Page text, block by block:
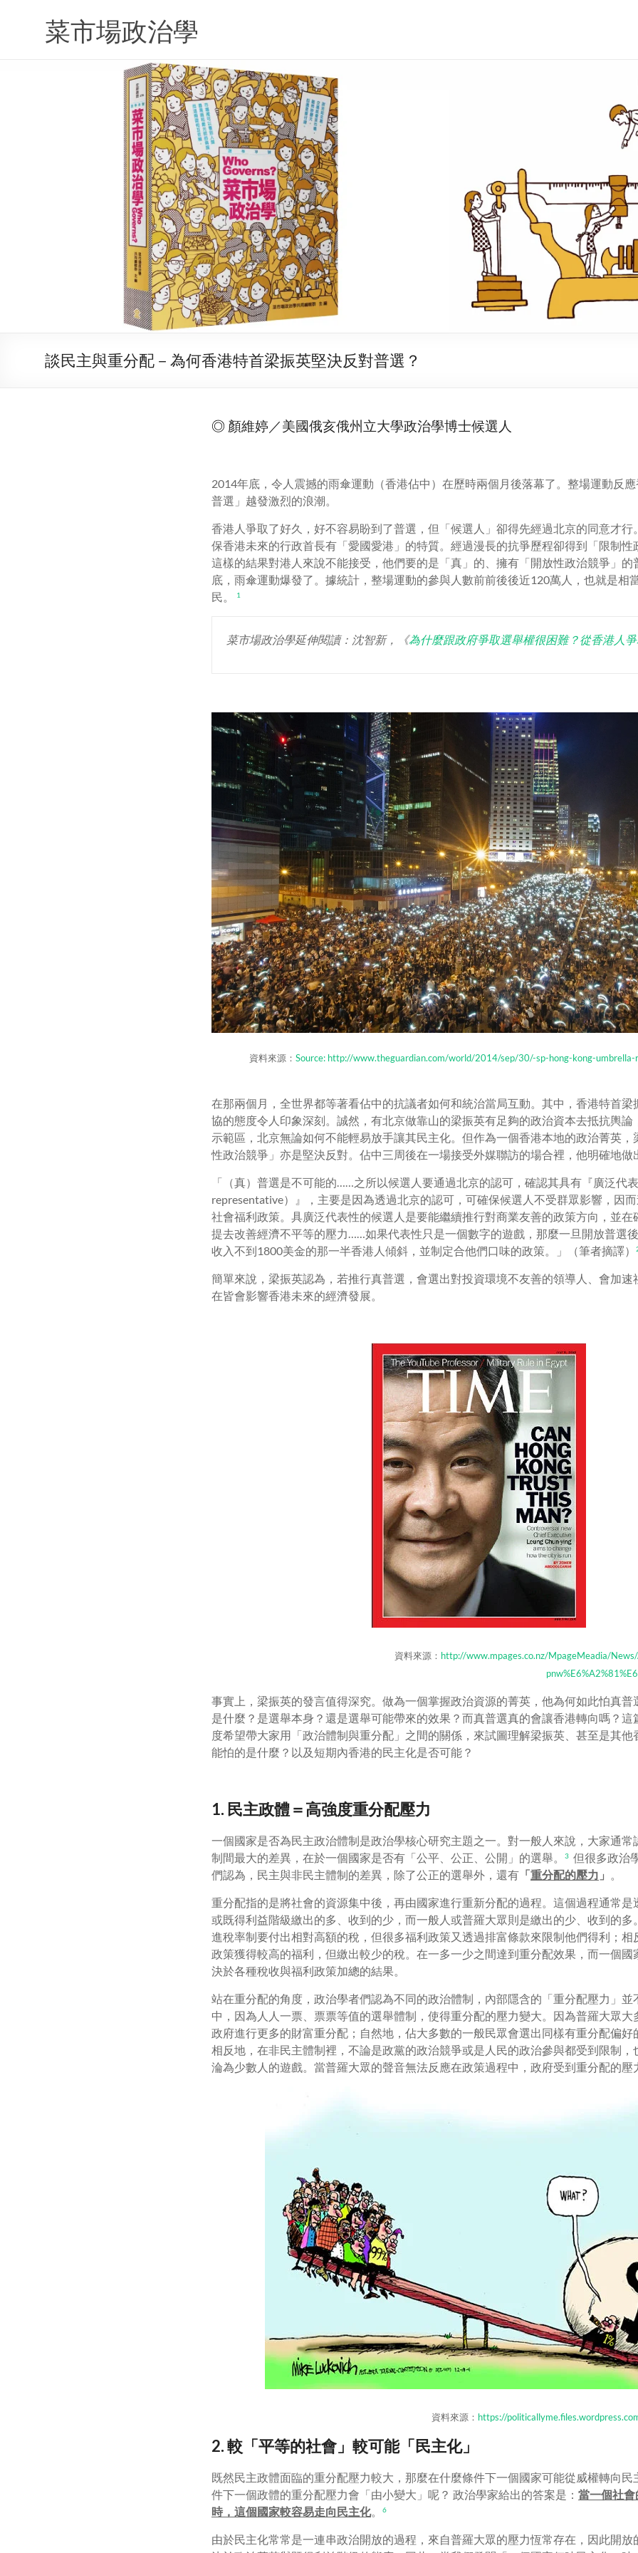
菜市場政治學
談民主與重分配－為何香港特首梁振英堅決反對普選？
◎ 顏維婷／美國俄亥俄州立大學政治學博士候選人
2014年底，令人震撼的雨傘運動（香港佔中）在歷時兩個月後落幕了。整場運動反
普選」越發激烈的浪潮。
香港人爭取了好久，好不容易盼到了普選，但「候選人」卻得先經過北京的同意才行
保香港未來的行政首長有「愛國愛港」的特質。經過漫長的抗爭歷程卻得到「限制性
這樣的結果對港人來說不能接受，他們要的是「真」的、擁有「開放性政治競爭」的
底，雨傘運動爆發了。據統計，整場運動的參與人數前前後後近120萬人，也就是相
民。
1
菜市場政治學延伸閱讀：沈智新，《為什麼跟政府爭取選舉權很困難？從香港人
資料來源： Source: http://www.theguardian.com/world/2014/sep/30/-sp-hong-kong-
在那兩個月，全世界都等著看佔中的抗議者如何和統治當局互動。其中，香港特首梁
協的態度令人印象深刻。誠然，有北京做靠山的梁振英有足夠的政治資本去抵抗輿論
示範區，北京無論如何不能輕易放手讓其民主化。但作為一個香港本地的政治菁英，
性政治競爭」亦是堅決反對。佔中三周後在一場接受外媒聯訪的場合裡，他明確地做
「（真）普選是不可能的……之所以候選人要通過北京的認可，確認其具有『廣泛代
representative）』，主要是因為透過北京的認可，可確保候選人不受群眾影響，因
社會福利政策。具廣泛代表性的候選人是要能繼續推行對商業友善的政策方向，並在
提去改善經濟不平等的壓力……如果代表性只是一個數字的遊戲，那麼一旦開放普選
收入不到1800美金的那一半香港人傾斜，並制定合他們口味的政策。」（筆者摘譯）
簡單來說，梁振英認為，若推行真普選，會選出對投資環境不友善的領導人、會加速
在皆會影響香港未來的經濟發展。
資料來源： http://www.mpages.co.nz/MpageMeadia/
事實上，梁振英的發言值得深究。做為一個掌握政治資源的菁英，他為何如此怕真普
是什麼？是選舉本身？還是選舉可能帶來的效果？而真普選真的會讓香港轉向嗎？這
度希望帶大家用「政治體制與重分配」之間的關係，來試圖理解梁振英、甚至是其他
能怕的是什麼？以及短期內香港的民主化是否可能？
1. 民主政體＝高強度重分配壓力
一個國家是否為民主政治體制是政治學核心研究主題之一。對一般人來說，大家通常
制間最大的差異，在於一個國家是否有「公平、公正、公開」的選舉。
3 但很多政治
們認為，民主與非民主體制的差異，除了公正的選舉外，還有 「重分配的壓力 」
重分配指的是將社會的資源集中後，再由國家進行重新分配的過程。這個過程通常是
或既得利益階級繳出的多、收到的少，而一般人或普羅大眾則是繳出的少、收到的多
進稅率制要付出相對高額的稅，但很多福利政策又透過排富條款來限制他們得利；相
政策獲得較高的福利，但繳出較少的稅。在一多一少之間達到重分配效果，而一個國
決於各種稅收與福利政策加總的結果。
站在重分配的角度，政治學者們認為不同的政治體制，內部隱含的「重分配壓力」並
中，因為人人一票、票票等值的選舉體制，使得重分配的壓力變大。因為普羅大眾大
政府進行更多的財富重分配；自然地，佔大多數的一般民眾會選出同樣有重分配偏好
相反地，在非民主體制裡，不論是政黨的政治競爭或是人民的政治參與都受到限制，
淪為少數人的遊戲。當普羅大眾的聲音無法反應在政策過程中，政府受到重分配的壓
資料來源： https://
2. 較「平等的社會」較可能「民主化」
既然民主政體面臨的重分配壓力較大，那麼在什麼條件下一個國家可能從威權轉向民
件下一個政體的重分配壓力會「由小變大」呢？ 政治學家給出的答案是： 當一個社
時，這個國家較容易走向民主化。 6
由於民主化常常是一連串政治開放的過程，來自普羅大眾的壓力恆常存在，因此開放